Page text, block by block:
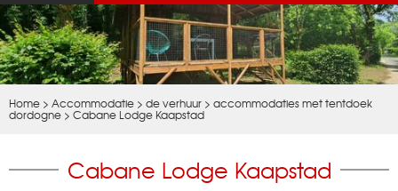
Home > Accommodatie > de verhuur > accommodaties met tentdoek
dordogne > Cabane Lodge Kaapstad
Cabane Lodge Kaapstad